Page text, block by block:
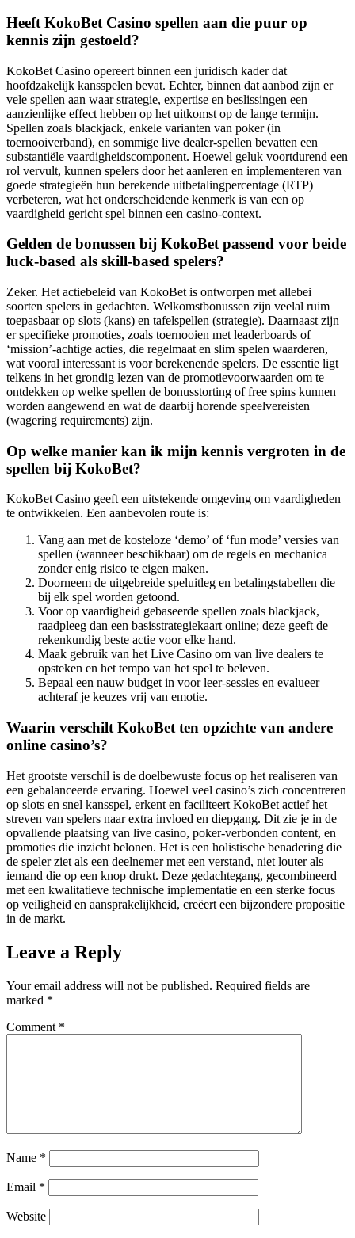
Heeft KokoBet Casino spellen aan die puur op
kennis zijn gestoeld?
KokoBet Casino opereert binnen een juridisch kader dat
hoofdzakelijk kansspelen bevat. Echter, binnen dat aanbod zijn er
vele spellen aan waar strategie, expertise en beslissingen een
aanzienlijke effect hebben op het uitkomst op de lange termijn.
Spellen zoals blackjack, enkele varianten van poker (in
toernooiverband), en sommige live dealer-spellen bevatten een
substantiële vaardigheidscomponent. Hoewel geluk voortdurend een
rol vervult, kunnen spelers door het aanleren en implementeren van
goede strategieën hun berekende uitbetalingpercentage (RTP)
verbeteren, wat het onderscheidende kenmerk is van een op
vaardigheid gericht spel binnen een casino-context.
Gelden de bonussen bij KokoBet passend voor beide
luck-based als skill-based spelers?
Zeker. Het actiebeleid van KokoBet is ontworpen met allebei
soorten spelers in gedachten. Welkomstbonussen zijn veelal ruim
toepasbaar op slots (kans) en tafelspellen (strategie). Daarnaast zijn
er specifieke promoties, zoals toernooien met leaderboards of
‘mission’-achtige acties, die regelmaat en slim spelen waarderen,
wat vooral interessant is voor berekenende spelers. De essentie ligt
telkens in het grondig lezen van de promotievoorwaarden om te
ontdekken op welke spellen de bonusstorting of free spins kunnen
worden aangewend en wat de daarbij horende speelvereisten
(wagering requirements) zijn.
Op welke manier kan ik mijn kennis vergroten in de
spellen bij KokoBet?
KokoBet Casino geeft een uitstekende omgeving om vaardigheden
te ontwikkelen. Een aanbevolen route is:
Vang aan met de kosteloze ‘demo’ of ‘fun mode’ versies van
spellen (wanneer beschikbaar) om de regels en mechanica
zonder enig risico te eigen maken.
Doorneem de uitgebreide speluitleg en betalingstabellen die
bij elk spel worden getoond.
Voor op vaardigheid gebaseerde spellen zoals blackjack,
raadpleeg dan een basisstrategiekaart online; deze geeft de
rekenkundig beste actie voor elke hand.
Maak gebruik van het Live Casino om van live dealers te
opsteken en het tempo van het spel te beleven.
Bepaal een nauw budget in voor leer-sessies en evalueer
achteraf je keuzes vrij van emotie.
Waarin verschilt KokoBet ten opzichte van andere
online casino’s?
Het grootste verschil is de doelbewuste focus op het realiseren van
een gebalanceerde ervaring. Hoewel veel casino’s zich concentreren
op slots en snel kansspel, erkent en faciliteert KokoBet actief het
streven van spelers naar extra invloed en diepgang. Dit zie je in de
opvallende plaatsing van live casino, poker-verbonden content, en
promoties die inzicht belonen. Het is een holistische benadering die
de speler ziet als een deelnemer met een verstand, niet louter als
iemand die op een knop drukt. Deze gedachtegang, gecombineerd
met een kwalitatieve technische implementatie en een sterke focus
op veiligheid en aansprakelijkheid, creëert een bijzondere propositie
in de markt.
Leave a Reply
Your email address will not be published. Required fields are
marked *
Comment *
Name *
Email *
Website